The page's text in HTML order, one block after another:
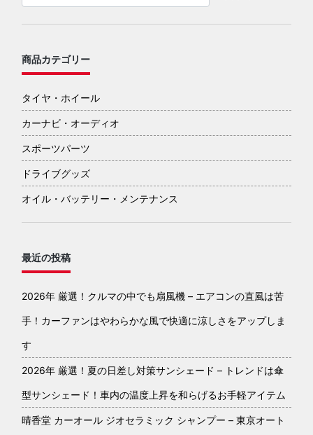
商品カテゴリー
タイヤ・ホイール
カーナビ・オーディオ
スポーツパーツ
ドライブグッズ
オイル・バッテリー・メンテナンス
最近の投稿
2026年 厳選！クルマの中でも扇風機 – エアコンの直風は苦
手！カーファンはやわらかな風で快適に涼しさをアップしま
す
2026年 厳選！夏の日差し対策サンシェード – トレンドは傘
型サンシェード！車内の温度上昇を和らげるお手軽アイテム
晴香堂 カーオール ジオセラミック シャンプー – 東京オート